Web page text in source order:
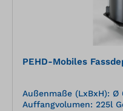
PEHD-Mobiles
Außenmaße (LxBxH):
Auffangvolumen: 225l